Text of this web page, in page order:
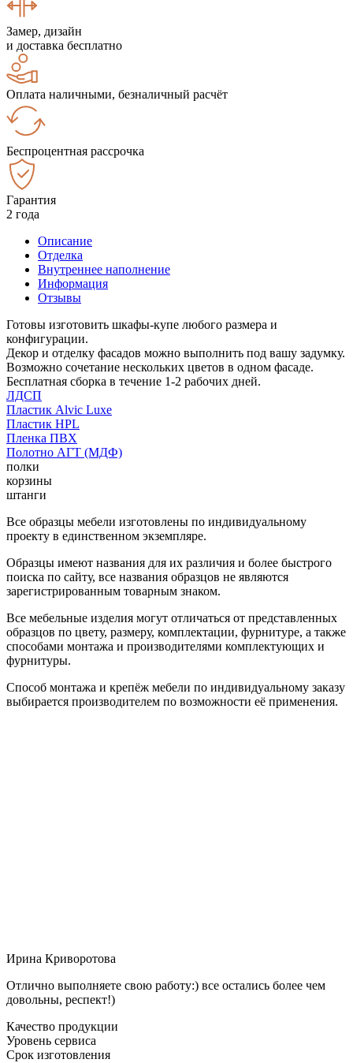
Замер, дизайн
и доставка бесплатно
Оплата наличными, безналичный расчёт
Беспроцентная рассрочка
Гарантия
2 года
Описание
Отделка
Внутреннее наполнение
Информация
Отзывы
Готовы изготовить шкафы-купе любого размера и
конфигурации.
Декор и отделку фасадов можно выполнить под вашу задумку.
Возможно сочетание нескольких цветов в одном фасаде.
Бесплатная сборка в течение 1-2 рабочих дней.
ЛДСП
Пластик Alvic Luxe
Пластик HPL
Пленка ПВХ
Полотно АГТ (МДФ)
полки
корзины
штанги
Все образцы мебели изготовлены по индивидуальному
проекту в единственном экземпляре.
Образцы имеют названия для их различия и более быстрого
поиска по сайту, все названия образцов не являются
зарегистрированным товарным знаком.
Все мебельные изделия могут отличаться от представленных
образцов по цвету, размеру, комплектации, фурнитуре, а также
способами монтажа и производителями комплектующих и
фурнитуры.
Способ монтажа и крепёж мебели по индивидуальному заказу
выбирается производителем по возможности её применения.
Ирина Криворотова
Отлично выполняете свою работу:) все остались более чем
довольны, респект!)
Качество продукции
Уровень сервиса
Срок изготовления